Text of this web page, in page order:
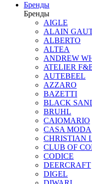
Бренды
Бренды
AIGLE
ALAIN
ALBERTO
ALTEA
ANDREW
ATELIER
AUTEBEEL
AZZARO
BAZETTI
BLACK
BRUHL
CAIOMARIO
CASA MODA
CHRISTIAN
CLUB OF
CODICE
DEERCRAFT
DIGEL